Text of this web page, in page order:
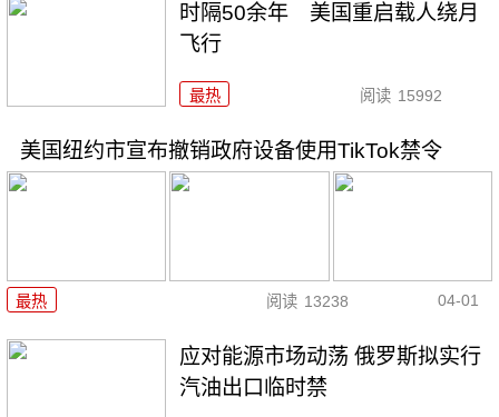
时隔50余年 美国重启载人绕月
飞行
最热 阅读 15992
美国纽约市宣布撤销政府设备使用TikTok禁令
最热 阅读 13238 04-01
应对能源市场动荡 俄罗斯拟实行
汽油出口临时禁